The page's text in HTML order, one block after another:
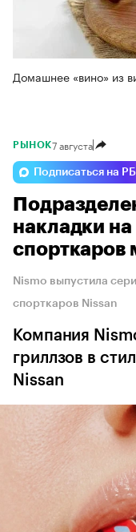
Домашнее «вино» из
РЫНОК7 августа
Подписаться на
накладки
спорткаров
Nismo выпустила
спорткаров Nissan
Компания
гриллзов в
Nissan